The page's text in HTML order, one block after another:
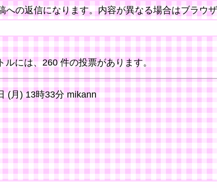
への返信になります。内容が異なる場合はブラウ
ルには、260 件の投票があります。
(月) 13時33分 mikann